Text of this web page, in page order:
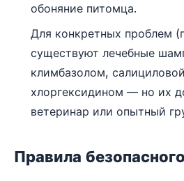
обоняние питомца.
Для конкретных проблем
существуют лечебные
климбазолом,
хлоргексидином — но их
ветеринар или опытный
Правила